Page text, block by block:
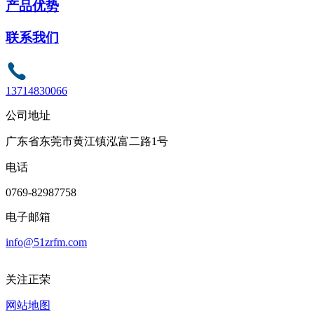
产品优势
联系我们
13714830066
公司地址
广东省东莞市黄江镇泓富二路1号
电话
0769-82987758
电子邮箱
info@51zrfm.com
关注正荣
网站地图